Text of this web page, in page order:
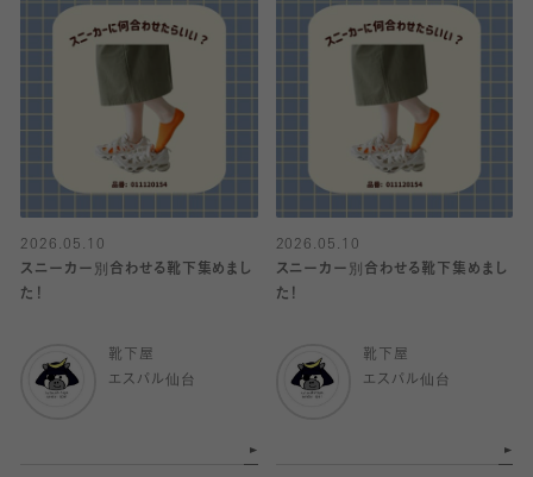
2026.05.10
スニーカー別合わせる靴下集めまし
た！
靴下屋
エスパル仙台
2026.05.10
スニーカー別合わせる靴下集めまし
た！
靴下屋
エスパル仙台